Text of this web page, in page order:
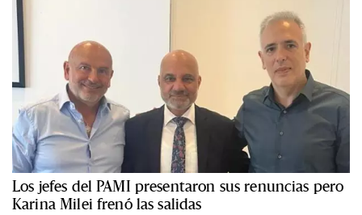
Los jefes del PAMI presentaron sus renuncias pero
Karina Milei frenó las salidas